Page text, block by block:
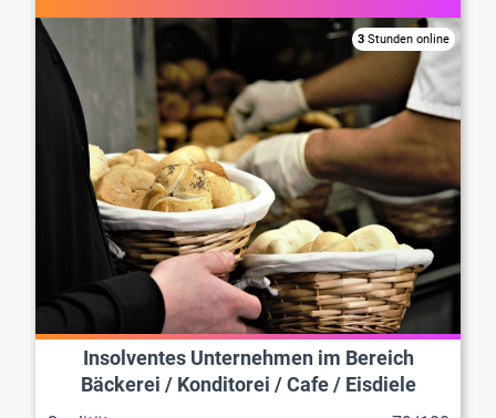
3 Stunden online
Insolventes Unternehmen im Bereich
Bäckerei / Konditorei / Cafe / Eisdiele